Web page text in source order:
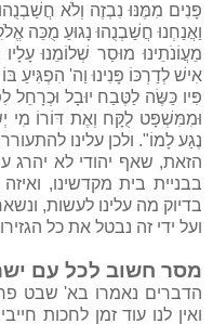
פָּנִים מִמֶּנּוּ נִבְזֶה וְלֹא
וַאֲנַחְנוּ חֲשַׁבְנֻהוּ נָגוּעַ מֻכֵּה
מֵעֲוֹנֹתֵינוּ מוּסַר שְׁלוֹמֵנוּ
אִישׁ לְדַרְכּוֹ פָּנִינוּ וַה' הִפְגִּיעַ
פִּיו כַּשֶּׂה לַטֶּבַח יוּבָל וּכְרָחֵל
וּמִמִּשְׁפָּט לֻקָּח וְאֶת דּוֹרוֹ מִי
נֶגַע לָמוֹ". ולכן עלינו
הזאת, שאף יהודי לא יהרג
בבניית בית מקדשינו,
בדיוק מה עלינו לעשות,
ועל ידי זה נבטל את כל
מסר חשוב לכל עם
הדברים נאמרו בא' שבט
ואין לנו עוד זמן לחכות